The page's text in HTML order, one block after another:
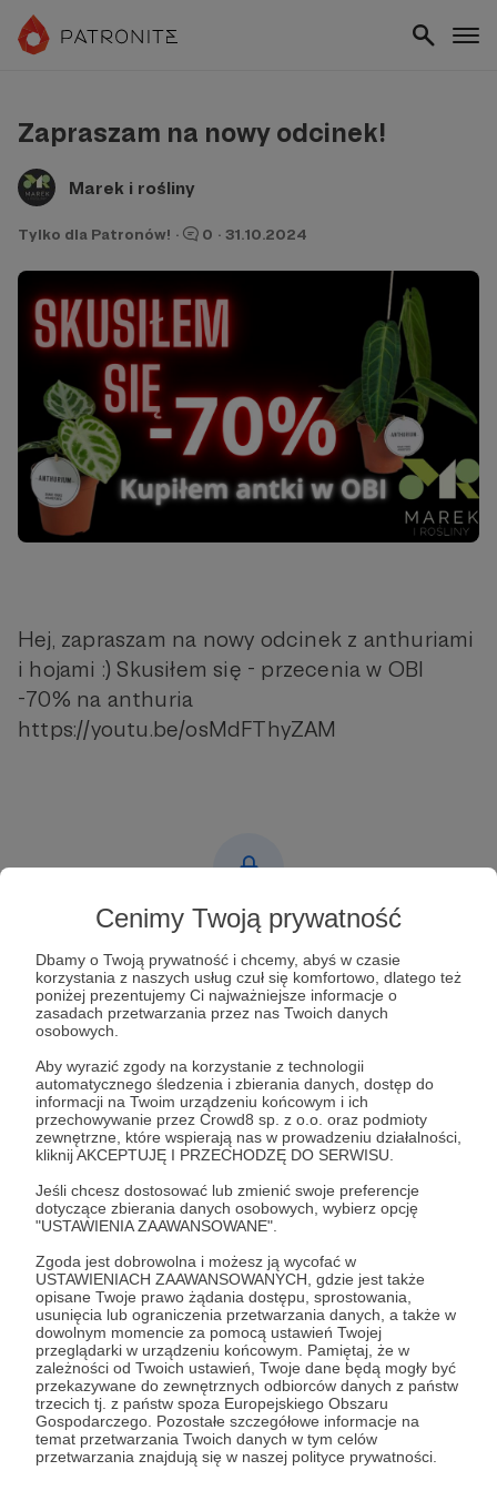
Cenimy Twoją prywatność
Dbamy o Twoją prywatność i chcemy, abyś w czasie
korzystania z naszych usług czuł się komfortowo, dlatego też
poniżej prezentujemy Ci najważniejsze informacje o
zasadach przetwarzania przez nas Twoich danych
osobowych.
Aby wyrazić zgody na korzystanie z technologii
automatycznego śledzenia i zbierania danych, dostęp do
informacji na Twoim urządzeniu końcowym i ich
przechowywanie przez Crowd8 sp. z o.o. oraz podmioty
zewnętrzne, które wspierają nas w prowadzeniu działalności,
kliknij AKCEPTUJĘ I PRZECHODZĘ DO SERWISU.
Jeśli chcesz dostosować lub zmienić swoje preferencje
dotyczące zbierania danych osobowych, wybierz opcję
"USTAWIENIA ZAAWANSOWANE".
Zgoda jest dobrowolna i możesz ją wycofać w
USTAWIENIACH ZAAWANSOWANYCH, gdzie jest także
opisane Twoje prawo żądania dostępu, sprostowania,
usunięcia lub ograniczenia przetwarzania danych, a także w
dowolnym momencie za pomocą ustawień Twojej
przeglądarki w urządzeniu końcowym. Pamiętaj, że w
zależności od Twoich ustawień, Twoje dane będą mogły być
przekazywane do zewnętrznych odbiorców danych z państw
trzecich tj. z państw spoza Europejskiego Obszaru
Gospodarczego. Pozostałe szczegółowe informacje na
temat przetwarzania Twoich danych w tym celów
przetwarzania znajdują się w naszej polityce prywatności.
Zapraszam na nowy odcinek!
Marek i rośliny
Tylko dla Patronów! · 0 · 31.10.2024
Hej, zapraszam na nowy odcinek z anthuriami
i hojami :) Skusiłem się - przecenia w OBI
-70% na anthuria
https://youtu.be/osMdFThyZAM
Post dostępny tylko dla Patronów
Aby zobaczyć ten materiał musisz być zalogowany
Zaloguj się
Udostępnij
Marek i rośliny
Zobacz profil autora
Zobacz również